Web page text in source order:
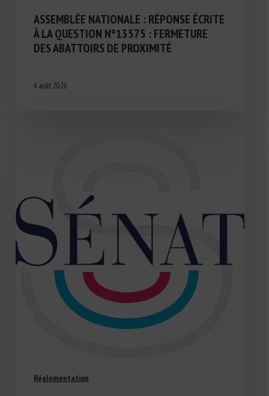
ASSEMBLÉE NATIONALE : RÉPONSE ÉCRITE
À LA QUESTION N°13575 : FERMETURE
DES ABATTOIRS DE PROXIMITÉ
4 août 2026
Réglementation